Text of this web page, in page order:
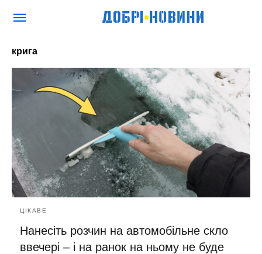
крига
ЦІКАВЕ
Нанесіть розчин на автомобільне скло
ввечері – і на ранок на ньому не буде